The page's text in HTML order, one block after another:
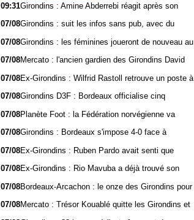
09:31Girondins : Amine Abderrebi réagit après son
07/08Girondins : suit les infos sans pub, avec du
07/08Girondins : les féminines joueront de nouveau au
07/08Mercato : l'ancien gardien des Girondins David
07/08Ex-Girondins : Wilfrid Rastoll retrouve un poste à
07/08Girondins D3F : Bordeaux officialise cinq
07/08Planète Foot : la Fédération norvégienne va
Gianni Infantino
07/08Girondins : Bordeaux s'impose 4-0 face à
07/08Ex-Girondins : Ruben Pardo avait senti que
07/08Ex-Girondins : Rio Mavuba a déjà trouvé son
07/08Bordeaux-Arcachon : le onze des Girondins pour
07/08Mercato : Trésor Kouablé quitte les Girondins et